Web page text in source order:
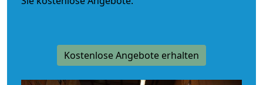
Kostenlose Angebote erhalten